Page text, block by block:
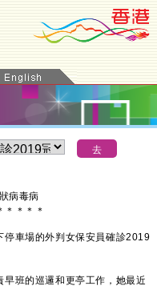
病毒病
＊ ＊ ＊ ＊
車場的外判女保安員確診2019
班的巡邏和更亭工作，她最近